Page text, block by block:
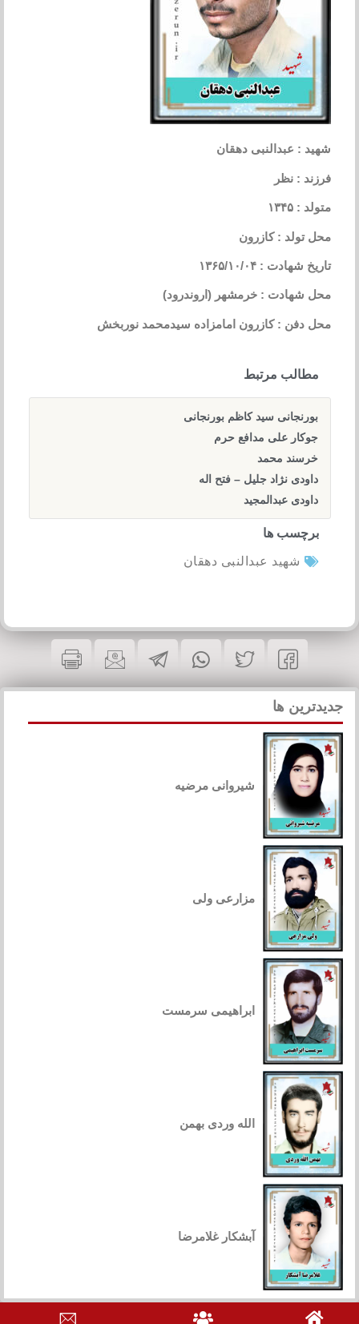
شهید : عبدالنبی دهقان
فرزند : نظر
متولد : ۱۳۴۵
محل تولد : کازرون
تاریخ شهادت : ۱۳۶۵/۱۰/۰۴
محل شهادت : خرمشهر (اروندرود)
محل دفن : کازرون امامزاده سیدمحمد نوربخش
مطالب مرتبط
بورنجانی سید کاظم بورنجانی
جوکار علی مدافع حرم
خرسند محمد
داودی نژاد جلیل – فتح اله
داودی عبدالمجید
برچسب ها
شهید عبدالنبی دهقان
جدیدترین ها
شیروانی مرضیه
مزارعی ولی
ابراهیمی سرمست
الله وردی بهمن
آبشکار غلامرضا